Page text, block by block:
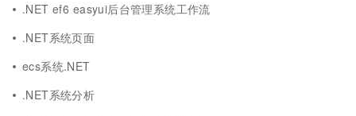
.NET ef6 easyui后台管理系统工作流
.NET系统页面
ecs系统.NET
.NET系统分析